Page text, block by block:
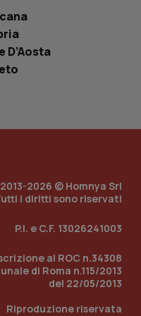
D’Aosta
2026 © Homnya Srl
i diritti sono riservati
P.I. e C.F. 13026241003
al ROC n.34308
di Roma n.115/2013
del 22/05/2013
Riproduzione riservata